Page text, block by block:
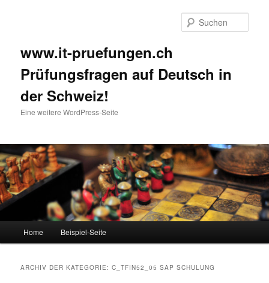
www.it-pruefungen.ch
Prüfungsfragen auf Deutsch in
der Schweiz!
Eine weitere WordPress-Seite
Zum Inhalt wechseln
Zum sekundären Inhalt wechseln
Home Beispiel-Seite
ARCHIV DER KATEGORIE:C_TFIN52_05 SAP SCHULUNG